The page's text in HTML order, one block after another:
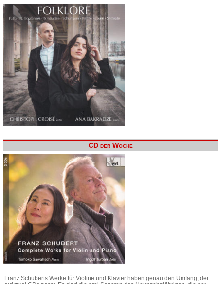
CD der Woche
Franz Schuberts Werke für Violine und Klavier haben genau den Umfang, der